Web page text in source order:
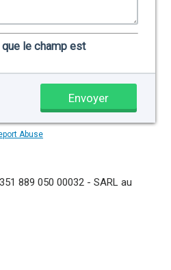
889 050 00032 - SARL au